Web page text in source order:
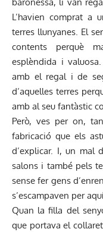
L’havien comprat a
terres llunyanes. El
contents perquè
esplèndida i
amb el regal i de
d’aquelles terres
amb al seu fantàstic
Però, ves per on,
fabricació que els
d’explicar. I, un mal
salons i també pels
sense fer gens
s’escampaven per
Quan la filla del
que portava el